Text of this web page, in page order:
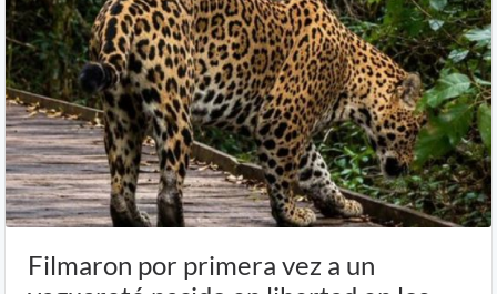
Filmaron por primera vez a un